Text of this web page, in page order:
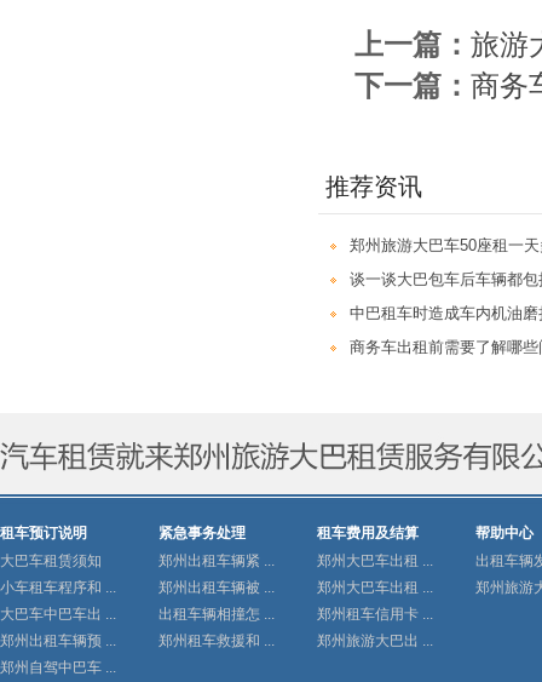
上一篇： 旅游
下一篇： 商务
推荐资讯
郑州旅游大巴车50座租一
谈一谈大巴包车后车辆都
中巴租车时造成车内机油
商务车出租前需要了解哪些
租车预订说明
大巴车租赁须知
小车租车程序和 ...
大巴车中巴车出 ...
郑州出租车辆预 ...
郑州自驾中巴车 ...
紧急事务处理
郑州出租车辆紧 ...
郑州出租车辆被 ...
出租车辆相撞怎 ...
郑州租车救援和 ...
租车费用及结算
郑州大巴车出租 ...
郑州大巴车出租 ...
郑州租车信用卡 ...
郑州旅游大巴出 ...
帮助中心
出租车辆
郑州旅游